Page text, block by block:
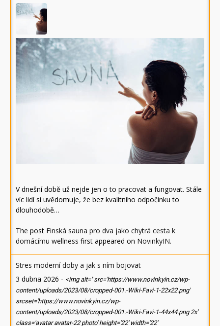
V dnešní době už nejde jen o to pracovat a fungovat. Stále
víc lidí si uvědomuje, že bez kvalitního odpočinku to
dlouhodobě…
The post Finská sauna pro dva jako chytrá cesta k
domácímu wellness first appeared on NovinkyIN.
Stres moderní doby a jak s ním bojovat
3 dubna 2026 - <img alt='' src='https://www.novinkyin.cz/wp-
content/uploads/2023/08/cropped-001.-Wiki-Favi-1-22x22.png'
srcset='https://www.novinkyin.cz/wp-
content/uploads/2023/08/cropped-001.-Wiki-Favi-1-44x44.png 2x'
class='avatar avatar-22 photo' height='22' width='22'